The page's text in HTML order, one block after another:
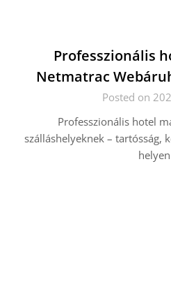
Professzionális
Netmatrac
Posted on
Professzionális hotel
szálláshelyeknek – tartósság,